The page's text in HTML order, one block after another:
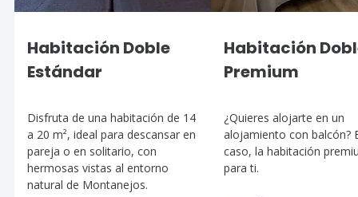
Habitación Doble
Estándar
Disfruta de una habitación de 14
a 20 m², ideal para descansar en
pareja o en solitario, con
hermosas vistas al entorno
natural de Montanejos.
Habitación
Premium
¿Quieres alojarte en un
alojamiento con balcón?
caso, la habitación
para ti.